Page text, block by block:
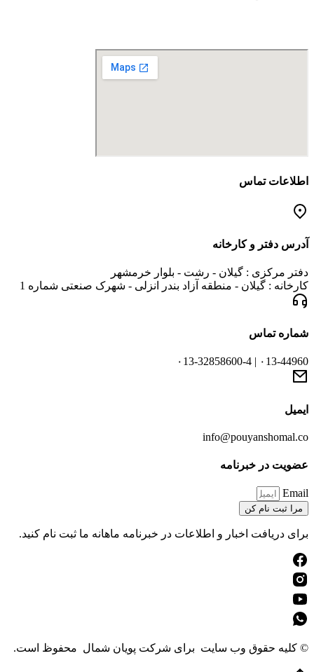
اطلاعات تماس
آدرس دفتر و کارخانه
دفتر مرکزی : گیلان - رشت - بلوار خرمشهر
کارخانه : گیلان - منطقه آزاد بندر انزلی - شهرک صنعتی شماره 1
شماره تماس
۰13-44960 | ۰13-32858600-4
ایمیل
info@pouyanshomal.co
عضویت در خبرنامه
Email
مرا ثبت نام کن
برای دریافت اخبار و اطلاعات در خبرنامه ماهانه ما ثبت نام کنید.
© کلیه حقوق وب سایت برای شرکت پویان شمال محفوظ است.